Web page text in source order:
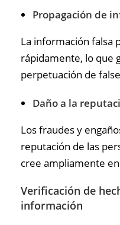
Propagación de
La información falsa
rápidamente, lo que
perpetuación de
Daño a la
Los fraudes y
reputación de las
cree ampliamente
Verificación de
información